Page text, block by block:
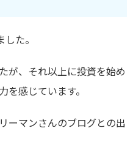
た。
が、それ以上に投資を始め
感じています。
ーマンさんのブログとの出